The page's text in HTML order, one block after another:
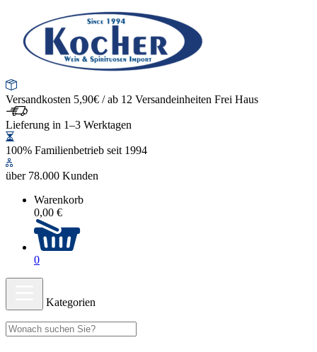
Versandkosten 5,90€ / ab 12 Versandeinheiten Frei Haus
Lieferung in 1–3 Werktagen
100% Familienbetrieb seit 1994
über 78.000 Kunden
Warenkorb
0,00 €
0
Kategorien